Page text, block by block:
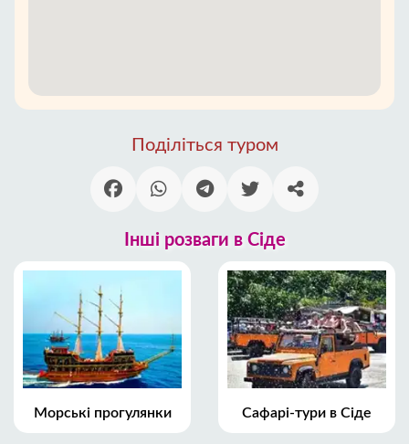
Поділіться туром
Інші розваги в Сіде
Морські прогулянки Сафарі-тури в Сіде